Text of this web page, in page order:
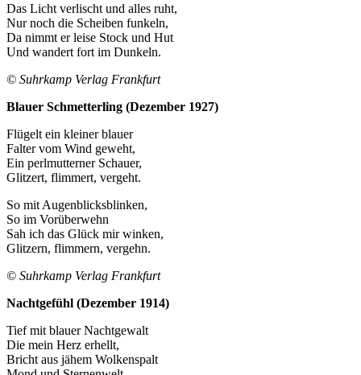
Das Licht verlischt und alles ruht,
Nur noch die Scheiben funkeln,
Da nimmt er leise Stock und Hut
Und wandert fort im Dunkeln.
© Suhrkamp Verlag Frankfurt
Blauer Schmetterling (Dezember 1927)
Flügelt ein kleiner blauer
Falter vom Wind geweht,
Ein perlmutterner Schauer,
Glitzert, flimmert, vergeht.
So mit Augenblicksblinken,
So im Vorüberwehn
Sah ich das Glück mir winken,
Glitzern, flimmern, vergehn.
© Suhrkamp Verlag Frankfurt
Nachtgefühl (Dezember 1914)
Tief mit blauer Nachtgewalt
Die mein Herz erhellt,
Bricht aus jähem Wolkenspalt